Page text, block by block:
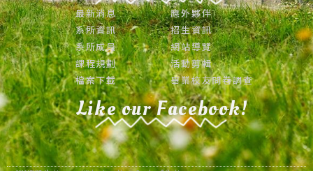
最新消息
系所資訊
系所成員
課程規劃
檔案下載
應外夥伴
招生資訊
網站導覽
活動剪輯
畢業校友問卷調查
Like our Facebook!